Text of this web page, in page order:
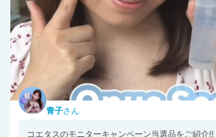
青子さん
コエタスのモニターキャンペーン当選品をご紹介‼︎